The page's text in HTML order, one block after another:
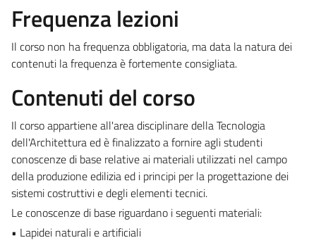
Frequenza lezioni
Il corso non ha frequenza obbligatoria, ma data la natura dei
contenuti la frequenza è fortemente consigliata.
Contenuti del corso
Il corso appartiene all'area disciplinare della Tecnologia
dell'Architettura ed è finalizzato a fornire agli studenti
conoscenze di base relative ai materiali utilizzati nel campo
della produzione edilizia ed i principi per la progettazione dei
sistemi costruttivi e degli elementi tecnici.
Le conoscenze di base riguardano i seguenti materiali:
• Lapidei naturali e artificiali